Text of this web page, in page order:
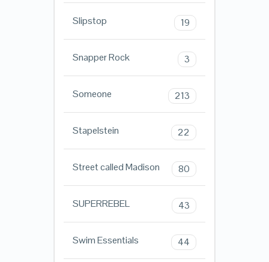
Slipstop 19
Snapper Rock 3
Someone 213
Stapelstein 22
Street called Madison 80
SUPERREBEL 43
Swim Essentials 44